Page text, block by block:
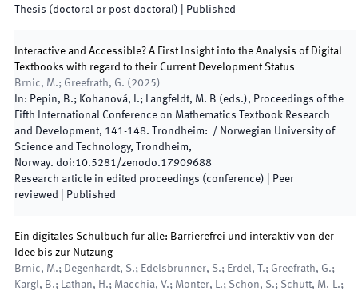
Thesis (doctoral or post-doctoral)
Published
Interactive and Accessible? A First Insight into the Analysis of Digital
Textbooks with regard to their Current Development Status
Brnic, M.; Greefrath, G. ( 2025)
In: Pepin, B.; Kohanová, I.; Langfeldt, M. B (eds.), Proceedings of the
Fifth International Conference on Mathematics Textbook Research
and Development, 141-148. Trondheim: / Norwegian University of
Science and Technology, Trondheim,
Norway. doi:10.5281/zenodo.17909688
Research article in edited proceedings (conference) | Peer
reviewed
Published
Ein digitales Schulbuch für alle: Barrierefrei und interaktiv von der
Idee bis zur Nutzung
Brnic, M.; Degenhardt, S.; Edelsbrunner, S.; Erdel, T.; Greefrath, G.;
Kargl, B.; Lathan, H.; Macchia, V.; Mönter, L.; Schön, S.; Schütt, M.-L.;